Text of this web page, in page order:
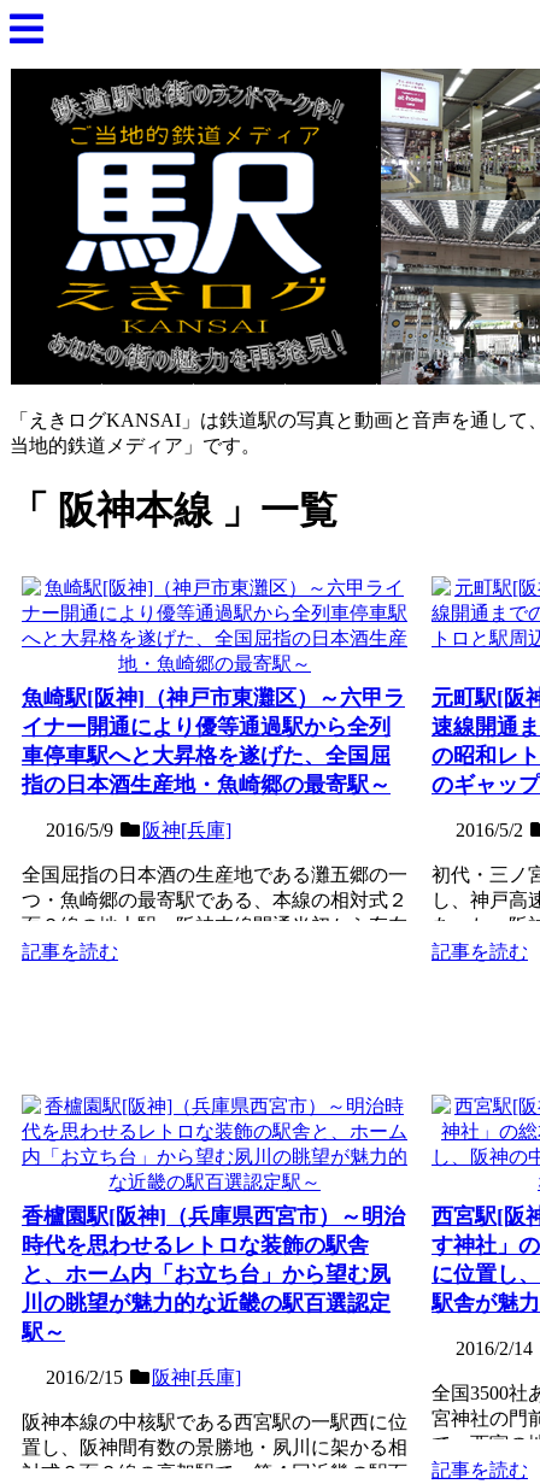
「えきログKANSAI」は鉄道駅の写真と動画と音声を通し
当地的鉄道メディア」です。
阪神本線 一覧
魚崎駅[阪神]（神戸市東灘区）～六甲ラ
イナー開通により優等通過駅から全列
車停車駅へと大昇格を遂げた、全国屈
指の日本酒生産地・魚崎郷の最寄駅～
2016/5/9 阪神[兵庫]
全国屈指の日本酒の生産地である灘五郷の一
つ・魚崎郷の最寄駅である、本線の相対式２
面２線の地上駅。阪神本線開通当初から存在
する非常に歴史ある駅...
記事を読む
元町駅[阪
速線開通
の昭和レ
のギャッ
2016/5/2
初代・三ノ
し、神戸高
あった、阪
線の地下駅
記事を読む
香櫨園駅[阪神]（兵庫県西宮市）～明治
時代を思わせるレトロな装飾の駅舎
と、ホーム内「お立ち台」から望む夙
川の眺望が魅力的な近畿の駅百選認定
駅～
2016/2/15 阪神[兵庫]
阪神本線の中核駅である西宮駅の一駅西に位
置し、阪神間有数の景勝地・夙川に架かる相
対式２面２線の高架駅で、第４回近畿の駅百
西宮駅[阪
す神社」
に位置し
駅舎が魅
2016/2/14
全国3500社
宮神社の門
で、西宮の
２面４線の
記事を読む